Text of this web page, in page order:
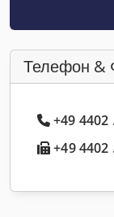
Телефон &
+49
+49